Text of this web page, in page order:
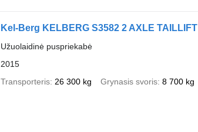
Kel-Berg KELBERG S3582 2 AXLE TAILLIFT
Užuolaidinė puspriekabė
2015
Transporteris 26 300 kg Grynasis svoris 8 700 kg